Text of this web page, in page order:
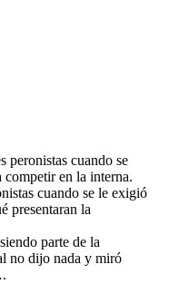
peronistas cuando se
competir en la interna.
cuando se le exigió
presentaran la
parte de la
no dijo nada y miró